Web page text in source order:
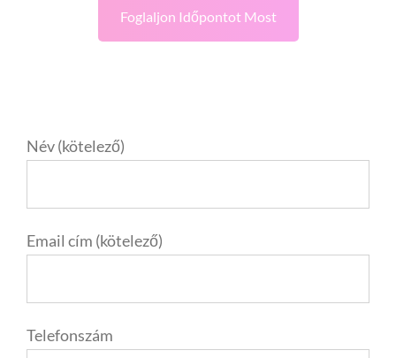
Foglaljon Időpontot Most
Név (kötelező)
Email cím (kötelező)
Telefonszám